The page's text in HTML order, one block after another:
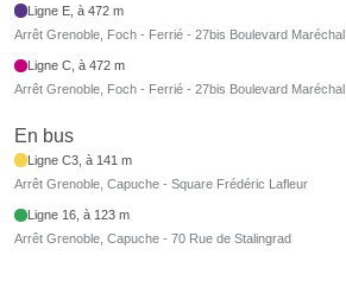
Ligne E, à 472 m
Arrêt Grenoble, Foch - Ferrié - 27bis Boulevard
Ligne C, à 472 m
Arrêt Grenoble, Foch - Ferrié - 27bis Boulevard
En bus
Ligne C3, à 141 m
Arrêt Grenoble, Capuche - Square Frédéric Lafleur
Ligne 16, à 123 m
Arrêt Grenoble, Capuche - 70 Rue de Stalingrad